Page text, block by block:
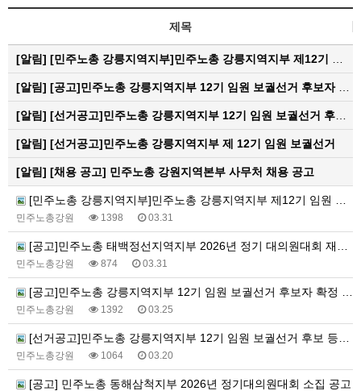
제목
[알림] [민주노총 강릉지역지부]민주노총 강릉지역지부 제12기 임원 보궐선거결과 공고
[알림] [공고]민주노총 강릉지역지부 12기 임원 보궐선거 후보자 확정 공고
[알림] [선거공고]민주노총 강릉지역지부 12기 임원 보궐선거 후보 등록 기간 연장 공고
[알림] [선거공고]민주노총 강릉지역지부 제 12기 임원 보궐선거
[알림] [채용 공고] 민주노총 강원지역본부 사무처 채용 공고
[민주노총 강릉지역지부]민주노총 강릉지역지부 제12기 임원 보궐선거결과 공고
민주노총강원 1398 03.31
[공고]민주노총 태백정선지역지부 2026년 정기 대의원대회 재소집 건
민주노총강원 874 03.31
[공고]민주노총 강릉지역지부 12기 임원 보궐선거 후보자 확정 공고
민주노총강원 1392 03.25
[선거공고]민주노총 강릉지역지부 12기 임원 보궐선거 후보 등록 기간 연장 공고
민주노총강원 1064 03.20
[공고] 민주노총 동해삼척지부 2026년 정기대의원대회 소집 공고